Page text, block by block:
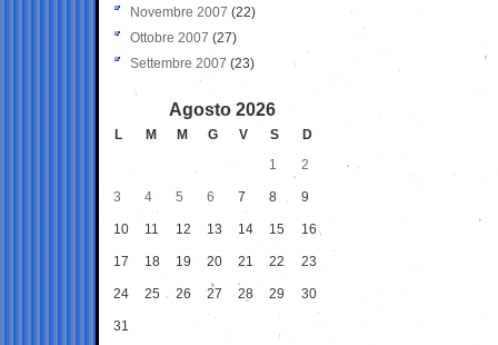
Novembre 2007 (22)
Ottobre 2007 (27)
Settembre 2007 (23)
Agosto 2026
L M M G V S
D
1
2
3 4 5 6 7 8 9
10 11 12 13 14 15 16
17 18 19 20 21 22 23
24 25 26 27 28 29 30
31